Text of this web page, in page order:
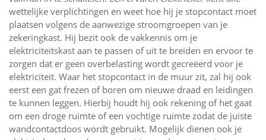
wettelijke verplichtingen en weet hoe hij je stopcontact moet
plaatsen volgens de aanwezige stroomgroepen van je
zekeringkast. Hij bezit ook de vakkennis om je
elektriciteitskast aan te passen of uit te breiden en ervoor te
zorgen dat er geen overbelasting wordt gecreëerd voor je
elektriciteit. Waar het stopcontact in de muur zit, zal hij ook
eerst een gat frezen of boren om nieuwe draad en leidingen
te kunnen leggen. Hierbij houdt hij ook rekening of het gaat
om een droge ruimte of een vochtige ruimte zodat de juiste
wandcontactdoos wordt gebruikt. Mogelijk dienen ook je